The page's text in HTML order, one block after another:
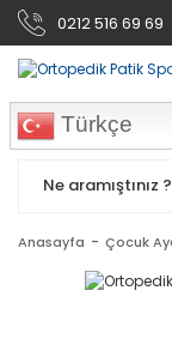
0212 516 69 69
Türkçe
Anasayfa Çocuk